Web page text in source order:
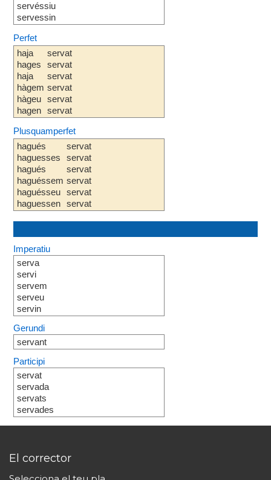
servéssiu
servessin
Perfet
haja
hages
haja
hàgem
hàgeu
hagen
servat
servat
servat
servat
servat
servat
Plusquamperfet
hagués
haguesses
hagués
haguéssem
haguésseu
haguessen
servat
servat
servat
servat
servat
servat
Imperatiu
serva
servi
servem
serveu
servin
Gerundi
servant
Participi
servat
servada
servats
servades
El corrector